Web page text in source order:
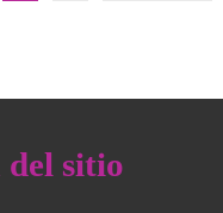
sitio